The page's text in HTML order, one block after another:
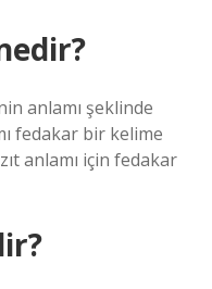
anlamı şeklinde
fedakar bir kelime
anlamı için fedakar